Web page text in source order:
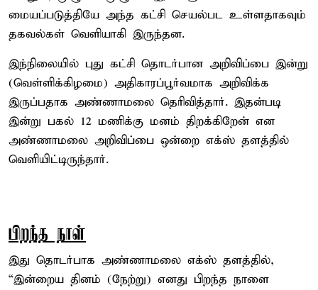
மையப்படுத்தியே அந்த கட்சி செயல்பட உள்ளதாகவும்
தகவல்கள் வெளியாகி இருந்தன.
இந்நிலையில் புது கட்சி தொடர்பான அறிவிப்பை இன்று
(வெள்ளிக்கிழமை) அதிகாரப்பூர்வமாக அறிவிக்க
இருப்பதாக அண்ணாமலை தெரிவித்தார். இதன்படி
இன்று பகல் 12 மணிக்கு மனம் திறக்கிறேன் என
அண்ணாமலை அறிவிப்பை ஒன்றை எக்ஸ் தளத்தில்
வெளியிட்டிருந்தார்.
பிறந்த நாள்
இது தொடர்பாக அண்ணாமலை எக்ஸ் தளத்தில்,
“இன்றைய தினம் (நேற்று) எனது பிறந்த நாளை